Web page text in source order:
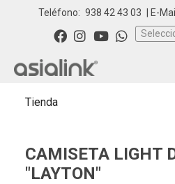
Teléfono: 938 42 43 03 | E-
Tienda
CAMISETA LIGHT
"LAYTON"